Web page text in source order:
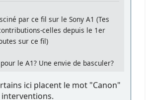
par ce fil sur le Sony A1 (Tes
celles depuis le 1er
sur ce fil)
le A1? Une envie de basculer?
ici placent le mot "Canon"